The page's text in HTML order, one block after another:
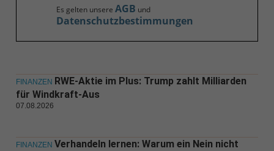
Es gelten unsere AGB und
Datenschutzbestimmungen
FINANZEN RWE-Aktie im Plus: Trump zahlt Milliarden
für Windkraft-Aus
07.08.2026
FINANZEN Verhandeln lernen: Warum ein Nein nicht